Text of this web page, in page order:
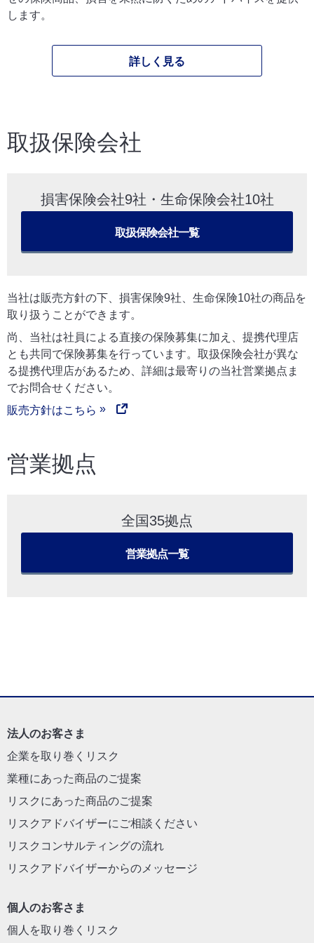
します。
詳しく見る
取扱保険会社
損害保険会社9社・生命保険会社10社
取扱保険会社一覧
当社は販売方針の下、損害保険9社、生命保険10社の商品を
取り扱うことができます。
尚、当社は社員による直接の保険募集に加え、提携代理店
とも共同で保険募集を行っています。取扱保険会社が異な
る提携代理店があるため、詳細は最寄りの当社営業拠点ま
でお問合せください。
販売方針はこちら
営業拠点
全国35拠点
営業拠点一覧
法人のお客さま
企業を取り巻くリスク
業種にあった商品のご提案
リスクにあった商品のご提案
リスクアドバイザーにご相談ください
リスクコンサルティングの流れ
リスクアドバイザーからのメッセージ
個人のお客さま
個人を取り巻くリスク